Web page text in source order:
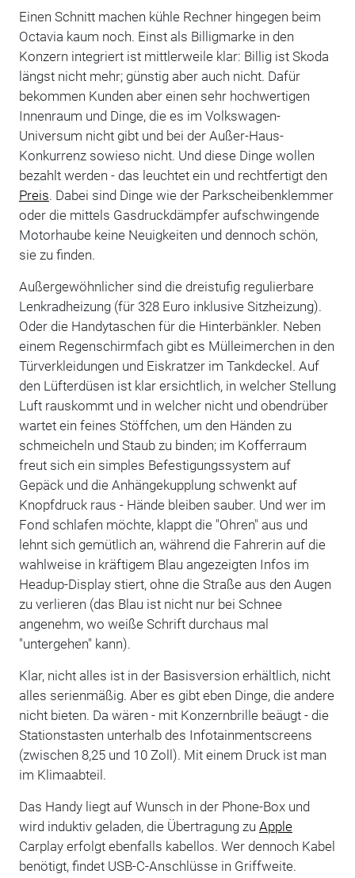
Einen Schnitt machen kühle Rechner hingegen beim
Octavia kaum noch. Einst als Billigmarke in den
Konzern integriert ist mittlerweile klar: Billig ist Skoda
längst nicht mehr; günstig aber auch nicht. Dafür
bekommen Kunden aber einen sehr hochwertigen
Innenraum und Dinge, die es im Volkswagen-
Universum nicht gibt und bei der Außer-Haus-
Konkurrenz sowieso nicht. Und diese Dinge wollen
bezahlt werden - das leuchtet ein und rechtfertigt den
Preis. Dabei sind Dinge wie der Parkscheibenklemmer
oder die mittels Gasdruckdämpfer aufschwingende
Motorhaube keine Neuigkeiten und dennoch schön,
sie zu finden.
Außergewöhnlicher sind die dreistufig regulierbare
Lenkradheizung (für 328 Euro inklusive Sitzheizung).
Oder die Handytaschen für die Hinterbänkler. Neben
einem Regenschirmfach gibt es Mülleimerchen in den
Türverkleidungen und Eiskratzer im Tankdeckel. Auf
den Lüfterdüsen ist klar ersichtlich, in welcher Stellung
Luft rauskommt und in welcher nicht und obendrüber
wartet ein feines Stöffchen, um den Händen zu
schmeicheln und Staub zu binden; im Kofferraum
freut sich ein simples Befestigungssystem auf
Gepäck und die Anhängekupplung schwenkt auf
Knopfdruck raus - Hände bleiben sauber. Und wer im
Fond schlafen möchte, klappt die "Ohren" aus und
lehnt sich gemütlich an, während die Fahrerin auf die
wahlweise in kräftigem Blau angezeigten Infos im
Headup-Display stiert, ohne die Straße aus den Augen
zu verlieren (das Blau ist nicht nur bei Schnee
angenehm, wo weiße Schrift durchaus mal
"untergehen" kann).
Klar, nicht alles ist in der Basisversion erhältlich, nicht
alles serienmäßig. Aber es gibt eben Dinge, die andere
nicht bieten. Da wären - mit Konzernbrille beäugt - die
Stationstasten unterhalb des Infotainmentscreens
(zwischen 8,25 und 10 Zoll). Mit einem Druck ist man
im Klimaabteil.
Das Handy liegt auf Wunsch in der Phone-Box und
wird induktiv geladen, die Übertragung zu Apple
Carplay erfolgt ebenfalls kabellos. Wer dennoch Kabel
benötigt, findet USB-C-Anschlüsse in Griffweite.